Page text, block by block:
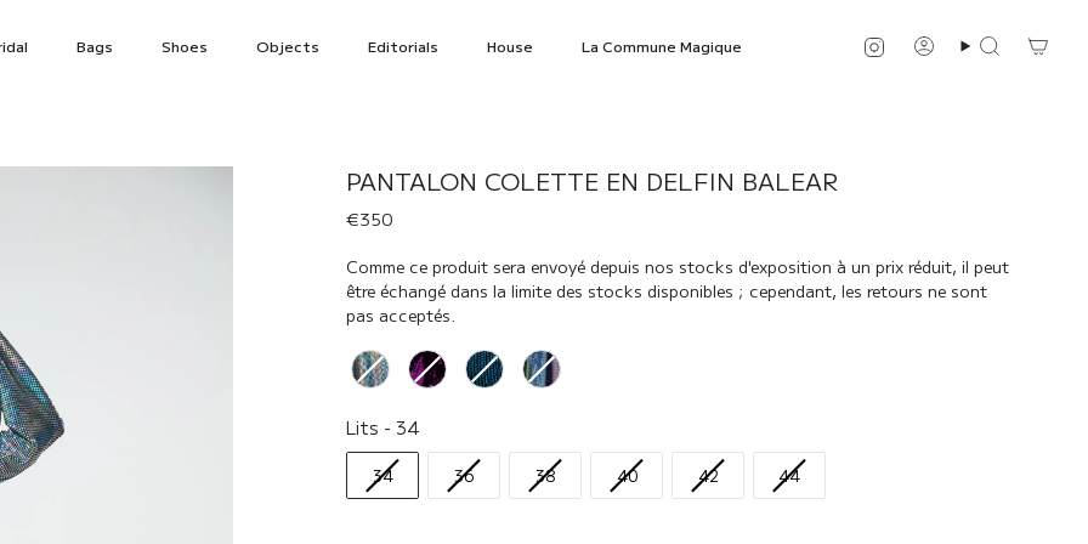
Bags Shoes Objects Editorials House La Commune Magique Instagram
CompteRecherche
PANTALON COLETTE EN DELFIN BALEAR
€350
Comme ce produit sera envoyé depuis nos stocks d'exposition à un prix réduit, il peut
être échangé dans la limite des stocks disponibles ; cependant, les retours ne sont
pas acceptés.
Renk
Lits
Lits - 34
34 36 38 40 42 44